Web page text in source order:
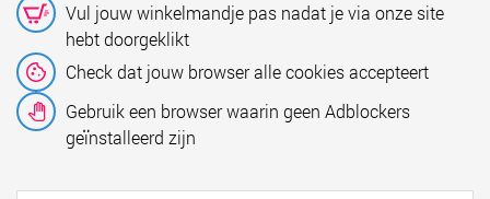
Vul jouw winkelmandje pas nadat je via onze site
hebt doorgeklikt
Check dat jouw browser alle cookies accepteert
Gebruik een browser waarin geen Adblockers
geïnstalleerd zijn